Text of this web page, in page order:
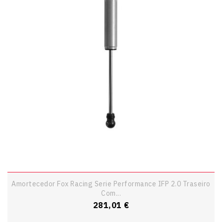
Amortecedor Fox Racing Serie Performance IFP 2.0 Traseiro
Com...
Preço
281,01 €